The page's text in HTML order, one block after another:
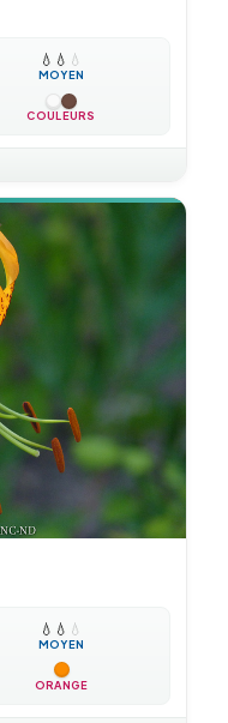
💧 💧 💧
MOYEN
COULEURS
💧 💧 💧
MOYEN
ORANGE